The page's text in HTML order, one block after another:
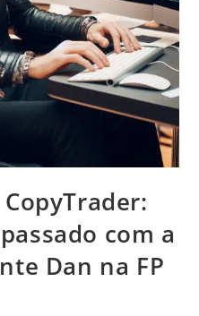
com a
Dan na FP